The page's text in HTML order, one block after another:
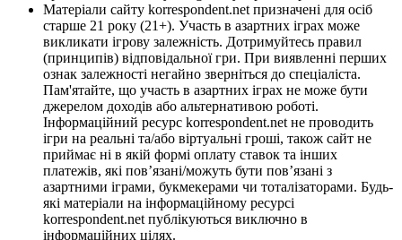
Матеріали сайту korrespondent.net призначені для осіб
старше 21 року (21+). Участь в азартних іграх може
викликати ігрову залежність. Дотримуйтесь правил
(принципів) відповідальної гри. При виявленні перших
ознак залежності негайно зверніться до спеціаліста.
Пам'ятайте, що участь в азартних іграх не може бути
джерелом доходів або альтернативою роботі.
Інформаційний ресурс korrespondent.net не проводить
ігри на реальні та/або віртуальні гроші, також сайт не
приймає ні в якій формі оплату ставок та інших
платежів, які пов’язані/можуть бути пов’язані з
азартними іграми, букмекерами чи тоталізаторами. Будь-
які матеріали на інформаційному ресурсі
korrespondent.net публікуються виключно в
інформаційних цілях.